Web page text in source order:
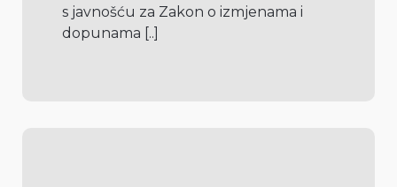
s javnošću za Zakon o izmjenama i
dopunama [..]